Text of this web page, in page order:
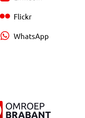
Flickr
WhatsApp